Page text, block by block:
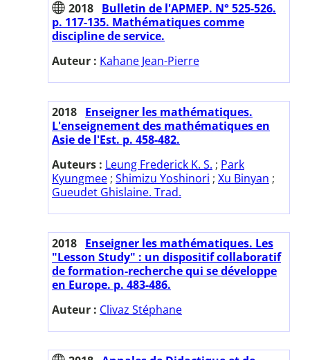
2018 Bulletin de l'APMEP. N° 525-526.
p. 117-135. Mathématiques comme
discipline de service.
Auteur : Kahane Jean-Pierre
2018 Enseigner les mathématiques.
L'enseignement des mathématiques en
Asie de l'Est. p. 458-482.
Auteurs : Leung Frederick K. S. ; Park
Kyungmee ; Shimizu Yoshinori ; Xu Binyan ;
Gueudet Ghislaine. Trad.
2018 Enseigner les mathématiques. Les
"Lesson Study" : un dispositif collaboratif
de formation-recherche qui se développe
en Europe. p. 483-486.
Auteur : Clivaz Stéphane